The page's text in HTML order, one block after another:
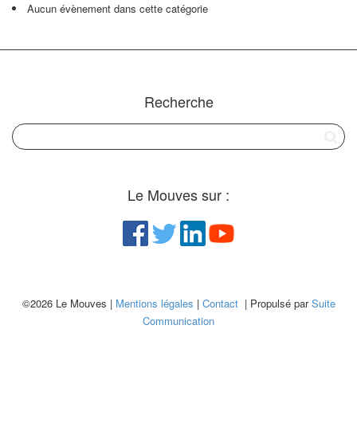
Aucun évènement dans cette catégorie
Recherche
Le Mouves sur :
©2026 Le Mouves | Mentions légales | Contact| Propulsé parSuite
Communication